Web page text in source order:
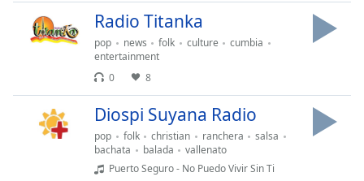
Chapters
descriptions
off,
Radio Titanka
pop news folk culture
cumbia
entertainment
0
8
Diospi Suyana Radio
pop folk christian ranchera
salsa
bachata
balada
vallenato
Puerto Seguro - No Puedo Vivir Sin Ti